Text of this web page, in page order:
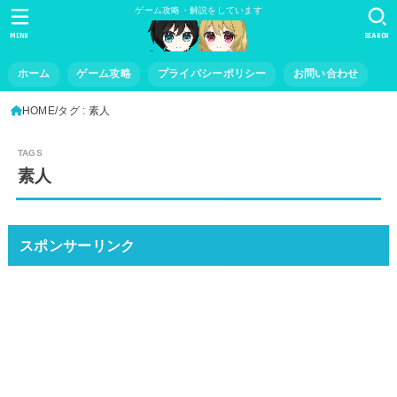
ゲーム攻略・解説をしています
ホーム ゲーム攻略 プライバシーポリシー お問い合わせ
SEARCH
MENU
HOME タグ : 素人
素人
スポンサーリンク